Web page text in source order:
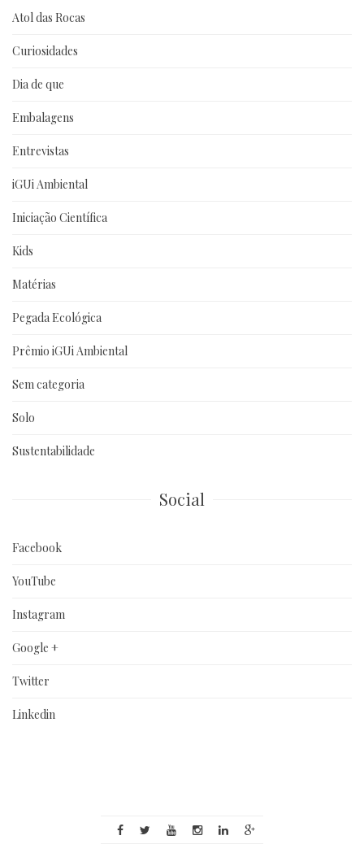
Atol das Rocas
Curiosidades
Dia de que
Embalagens
Entrevistas
iGUi Ambiental
Iniciação Científica
Kids
Matérias
Pegada Ecológica
Prêmio iGUi Ambiental
Sem categoria
Solo
Sustentabilidade
Social
Facebook
YouTube
Instagram
Google +
Twitter
Linkedin